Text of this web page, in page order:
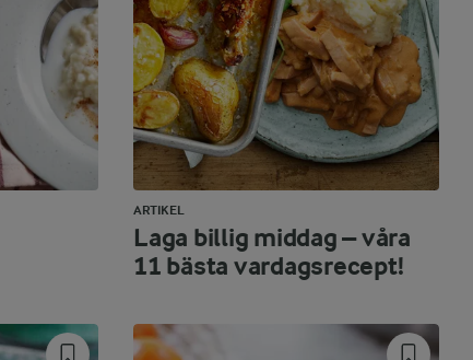
ARTIKEL
Laga billig middag – våra
11 bästa vardagsrecept!